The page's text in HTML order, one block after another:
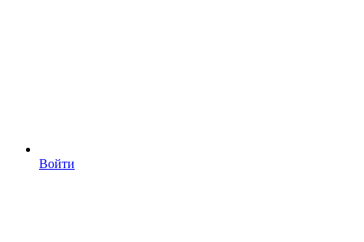
Войти